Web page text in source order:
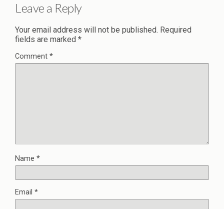
Leave a Reply
Your email address will not be published. Required
fields are marked *
Comment *
Name *
Email *